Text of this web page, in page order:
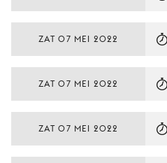
ZAT 07 MEI 2022
ZAT 07 MEI 2022
ZAT 07 MEI 2022